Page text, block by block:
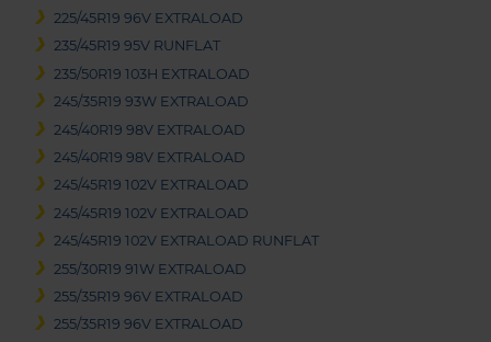
225/45R19 96V EXTRALOAD
235/45R19 95V RUNFLAT
235/50R19 103H EXTRALOAD
245/35R19 93W EXTRALOAD
245/40R19 98V EXTRALOAD
245/40R19 98V EXTRALOAD
245/45R19 102V EXTRALOAD
245/45R19 102V EXTRALOAD
245/45R19 102V EXTRALOAD RUNFLAT
255/30R19 91W EXTRALOAD
255/35R19 96V EXTRALOAD
255/35R19 96V EXTRALOAD